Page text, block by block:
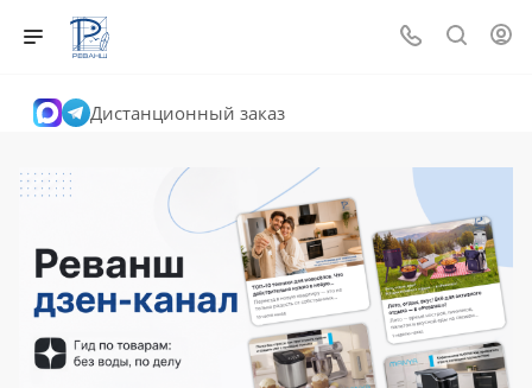
Дистанционный заказ